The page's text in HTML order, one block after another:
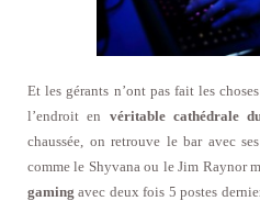
Et les gérants n’ont pas fait les
l’endroit en véritable cathédrale
chaussée, on retrouve le bar avec
comme le Shyvana ou le Jim Raynor
gaming avec deux fois 5 postes